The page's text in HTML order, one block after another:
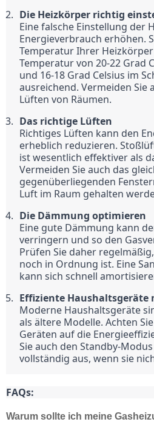
Die Heizkörper richtig
Eine falsche Einstellung der
Energieverbrauch erhöhen.
Temperatur Ihrer
Temperatur von 20-22 Grad
und 16-18 Grad Celsius im
ausreichend. Vermeiden Sie
Lüften von Räumen.
Das richtige Lüften
Richtiges Lüften kann den
erheblich reduzieren.
ist wesentlich effektiver als
Vermeiden Sie auch das
gegenüberliegenden
Luft im Raum gehalten
Die Dämmung optimieren
Eine gute Dämmung kann
verringern und so den
Prüfen Sie daher
noch in Ordnung ist. Eine
kann sich schnell
Effiziente Haushaltsgeräte
Moderne Haushaltsgeräte
als ältere Modelle. Achten
Geräten auf die
Sie auch den Standby-
vollständig aus, wenn sie
FAQs:
Warum sollte ich meine